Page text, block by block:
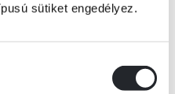
sütiket engedélyez.